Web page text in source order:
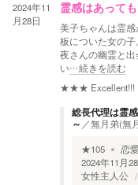
2024年11
月28日
霊感はあって
美子ちゃんは霊
板についた女の
夜さんの幽霊と
い…続きを読む
★★★ Excellent!!!
総長代理は霊
～ ／無月弟(無
★105 恋
2024年11月
女性主人公